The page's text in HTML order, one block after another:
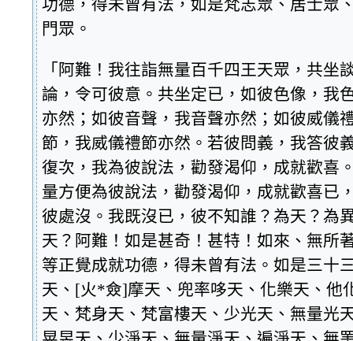
功德，得未曾有法，如是梵志眾、居士眾
門眾。
「阿難！我往詣無量百千四王天眾，共坐
論，令可彼意。共坐定已，如彼色像，我
亦然；如彼音聲，我音聲亦然；如彼威儀
節，我威儀禮節亦然。若彼問義，我答彼
復次，我為彼說法，勸發渴仰，成就歡喜
量方便為彼說法，勸發渴仰，成就歡喜已
彼處沒。我既沒已，彼不知誰？為天？為
天？阿難！如是甚奇！甚特！如來、無所
等正覺成就功德，得未曾有法。如是三十
天、[火*僉]摩天、兜率哆天、化樂天、他
天、梵身天、梵富樓天、少光天、無量光